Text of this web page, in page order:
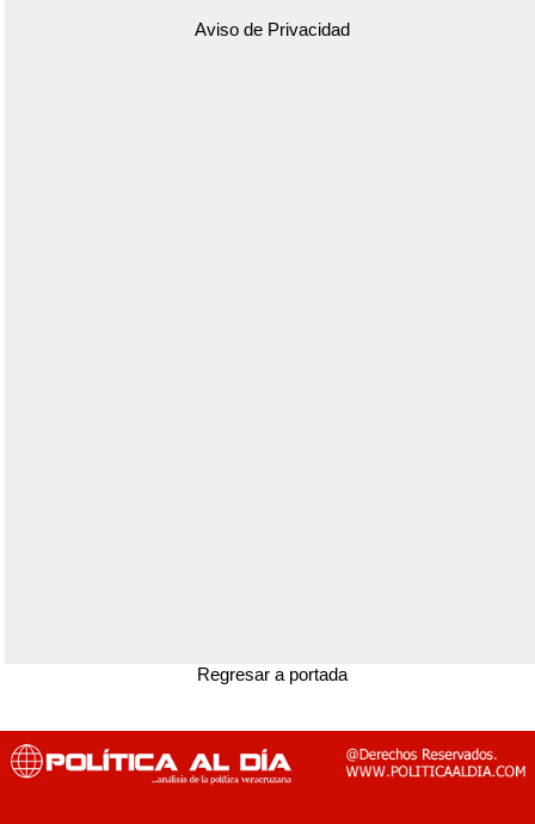
Aviso de Privacidad
Regresar a portada